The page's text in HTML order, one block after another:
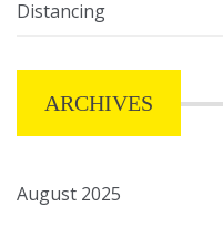
Distancing
ARCHIVES
August 2025